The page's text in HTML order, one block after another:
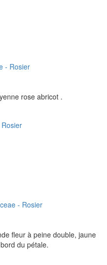
rose abricot .
fleur à peine double, jaune
du pétale.